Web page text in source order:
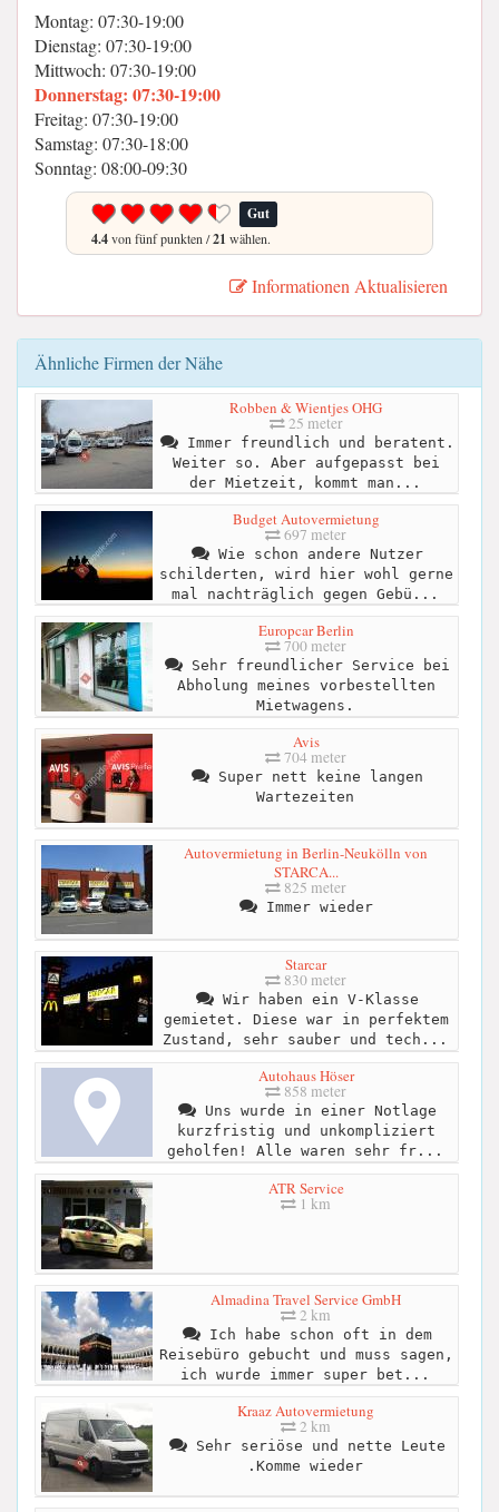
Montag: 07:30-19:00
Dienstag: 07:30-19:00
Mittwoch: 07:30-19:00
Donnerstag: 07:30-19:00
Freitag: 07:30-19:00
Samstag: 07:30-18:00
Sonntag: 08:00-09:30
Gut
4.4von fünf punkten /21 wählen.
Informationen Aktualisieren
Ähnliche Firmen der Nähe
Robben & Wientjes OHG
25 meter
Immer freundlich und beratent.
Weiter so. Aber aufgepasst bei
der Mietzeit, kommt man...
Budget Autovermietung
697 meter
Wie schon andere Nutzer
schilderten, wird hier wohl gerne
mal nachträglich gegen Gebü...
Europcar Berlin
700 meter
Sehr freundlicher Service bei
Abholung meines vorbestellten
Mietwagens.
Avis
704 meter
Super nett keine langen
Wartezeiten
Autovermietung in Berlin-Neukölln von
STARCA...
825 meter
Immer wieder
Starcar
830 meter
Wir haben ein V-Klasse
gemietet. Diese war in perfektem
Zustand, sehr sauber und tech...
Autohaus Höser
858 meter
Uns wurde in einer Notlage
kurzfristig und unkompliziert
geholfen! Alle waren sehr fr...
ATR Service
1 km
Almadina Travel Service GmbH
2 km
Ich habe schon oft in dem
Reisebüro gebucht und muss sagen,
ich wurde immer super bet...
Kraaz Autovermietung
2 km
Sehr seriöse und nette Leute
.Komme wieder